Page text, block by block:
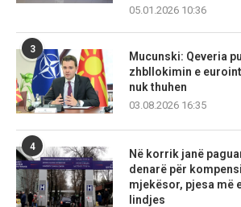
05.01.2026 10:36
3
Mucunski: Qeveria
zhbllokimin e
nuk thuhen
03.08.2026 16:35
4
Në korrik janë
denarë për
mjekësor, pjesa më
lindjes